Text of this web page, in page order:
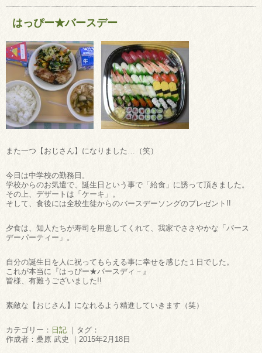
はっぴー★バースデー
また一つ【おじさん】になりました…（笑）
今日は中学校の勤務日。
学校からのお気遣で、誕生日という事で「給食」に誘って頂きました。
その上、デザートは「ケーキ」。
そして、食後には全校生徒からのバースデーソングのプレゼント!!
夕食は、知人たちが寿司を用意してくれて、我家でささやかな「バース
デーパーティー」。
自分の誕生日を人に祝ってもらえる事に幸せを感じた１日でした。
これが本当に『はっぴー★バースディ－』
皆様、有難うございました!!
素敵な【おじさん】になれるよう精進していきます（笑）
カテゴリー： 日記 ｜タグ：
作成者：桑原 武史 ｜2015年2月18日